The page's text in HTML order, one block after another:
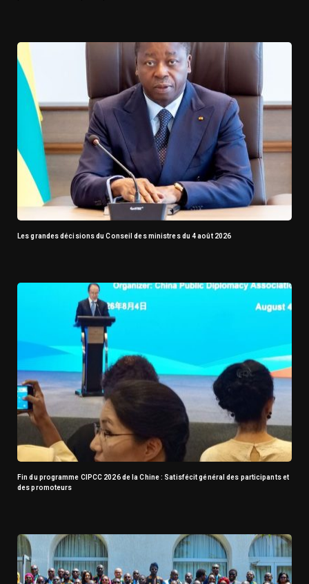
Les grandes décisions du Conseil des ministres du 4 août 2026
Fin du programme CIPCC 2026 de la Chine : Satisfécit général des participants et
des promoteurs